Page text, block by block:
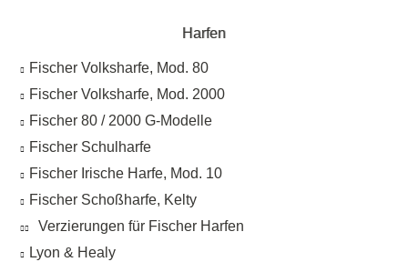
Harfen
Fischer Volksharfe, Mod. 80
Fischer Volksharfe, Mod. 2000
Fischer 80 / 2000 G-Modelle
Fischer Schulharfe
Fischer Irische Harfe, Mod. 10
Fischer Schoßharfe, Kelty
Verzierungen für Fischer Harfen
Lyon & Healy